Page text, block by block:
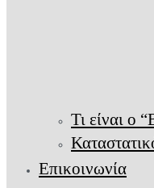
Τι είναι ο
Επικοινωνία